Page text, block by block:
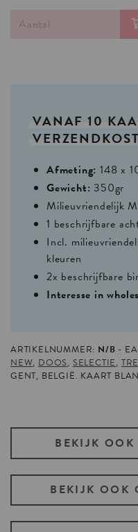
VANAF 10
Afmeting: 148 x
Gewicht: 350gr
Milieuvriendelijk
1 beschrijfbare
Incl.
kleuren
2x beschrijfbare
Interesse in
ARTIKELNUMMER: N/B
NEW,DOOS, SELECTIE,
GENT, BELGIË. KAART
BEKIJK OOK
BEKIJK OOK